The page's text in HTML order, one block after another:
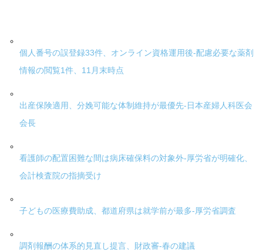
個人番号の誤登録33件、オンライン資格運用後-配慮必要な薬剤
情報の閲覧1件、11月末時点
出産保険適用、分娩可能な体制維持が最優先-日本産婦人科医会
会長
看護師の配置困難な間は病床確保料の対象外-厚労省が明確化、
会計検査院の指摘受け
子どもの医療費助成、都道府県は就学前が最多-厚労省調査
調剤報酬の体系的見直し提言、財政審-春の建議